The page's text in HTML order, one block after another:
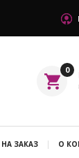
0
НА ЗАКАЗ О